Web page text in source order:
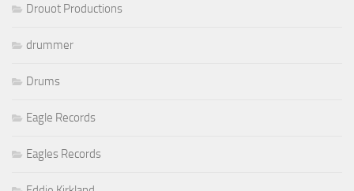
Drouot Productions
drummer
Drums
Eagle Records
Eagles Records